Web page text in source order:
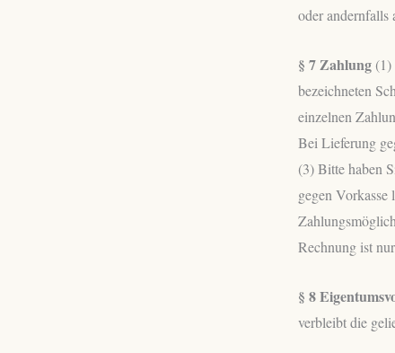
oder
§ 7 Zahlung (1)
bezeichneten
einzelnen
Bei Lieferung
(3) Bitte haben
gegen
Rechnung ist
§ 8
verbleibt die